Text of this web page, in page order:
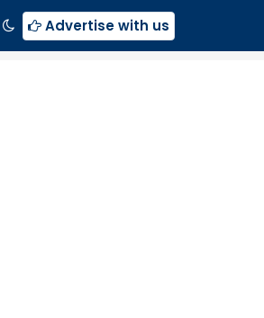
Advertise with us